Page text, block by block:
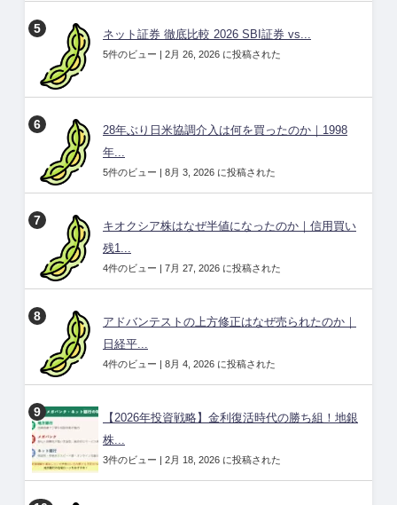
ネット証券 徹底比較 2026 SBI証券 vs...
5件のビュー | 2月 26, 2026 に投稿された
28年ぶり日米協調介入は何を買ったのか｜1998
年...
5件のビュー | 8月 3, 2026 に投稿された
キオクシア株はなぜ半値になったのか｜信用買い
残1...
4件のビュー | 7月 27, 2026 に投稿された
アドバンテストの上方修正はなぜ売られたのか｜
日経平...
4件のビュー | 8月 4, 2026 に投稿された
【2026年投資戦略】金利復活時代の勝ち組！地銀
株...
3件のビュー | 2月 18, 2026 に投稿された